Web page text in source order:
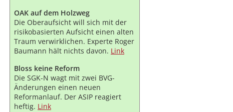
OAK auf dem Holzweg
Die Oberaufsicht will sich mit der
risikobasierten Aufsicht einen alten
Traum verwirklichen. Experte Roger
Baumann hält nichts davon. Link
Bloss keine Reform
Die SGK-N wagt mit zwei BVG-
Änderungen einen neuen
Reformanlauf. Der ASIP reagiert
heftig. Link